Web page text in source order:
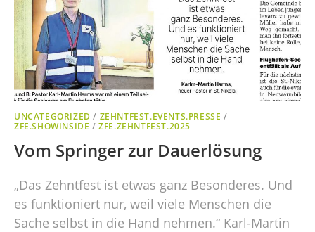
UNCATEGORIZED / ZEHNTFEST.EVENTS.PRESSE /
ZFE.SHOWINSIDE /ZFE.ZEHNTFEST.2025
Vom Springer zur Dauerlösung
„Das Zehntfest ist etwas ganz Besonderes. Und
es funktioniert nur, weil viele Menschen die
Sache selbst in die Hand nehmen.“ Karl-Martin